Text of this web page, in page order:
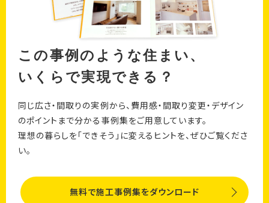
この事例のような住まい、
いくらで実現できる？
同じ広さ・間取りの実例から、費用感・間取り変更・デザイン
のポイントまで分かる事例集をご用意しています。
理想の暮らしを「できそう」に変えるヒントを、ぜひご覧くださ
い。
無料で施工事例集をダウンロード